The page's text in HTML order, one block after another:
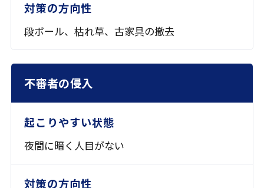
段ボール、枯れ草、古家具の撤去
不審者の侵入
夜間に暗く人目がない